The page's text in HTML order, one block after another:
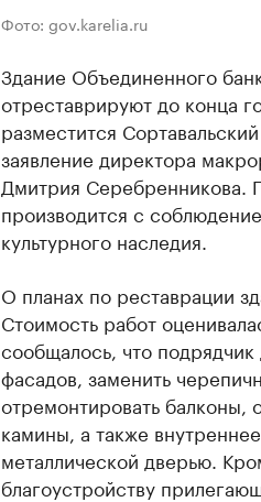
Фото: gov.karelia.ru
Здание Объединенного
отреставрируют до конца
разместится
заявление директора
Дмитрия Серебренникова.
производится с
культурного наследия.
О планах по реставрации
Стоимость работ
сообщалось, что
фасадов, заменить
отремонтировать балконы,
камины, а также
металлической дверью.
благоустройству